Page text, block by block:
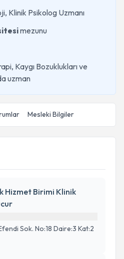
Klinik Psikolog Uzmanı
mezunu
Kaygı Bozuklukları ve
uzman
Mesleki Bilgiler
Hizmet Birimi Klinik
Sok. No:18 Daire:3 Kat:2